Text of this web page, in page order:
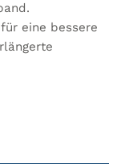
eine bessere